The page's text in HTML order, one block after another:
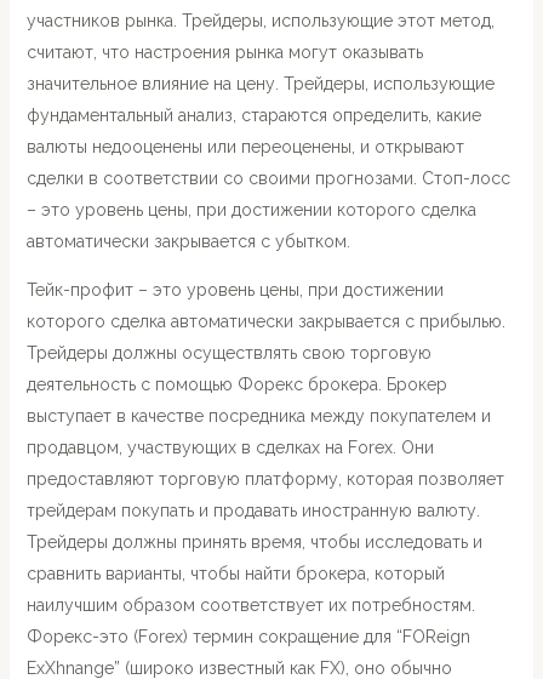
участников рынка. Трейдеры, использующие этот метод,
считают, что настроения рынка могут оказывать
значительное влияние на цену. Трейдеры, использующие
фундаментальный анализ, стараются определить, какие
валюты недооценены или переоценены, и открывают
сделки в соответствии со своими прогнозами. Стоп-лосс
– это уровень цены, при достижении которого сделка
автоматически закрывается с убытком.
Тейк-профит – это уровень цены, при достижении
которого сделка автоматически закрывается с прибылью.
Трейдеры должны осуществлять свою торговую
деятельность с помощью Форекс брокера. Брокер
выступает в качестве посредника между покупателем и
продавцом, участвующих в сделках на Forex. Они
предоставляют торговую платформу, которая позволяет
трейдерам покупать и продавать иностранную валюту.
Трейдеры должны принять время, чтобы исследовать и
сравнить варианты, чтобы найти брокера, который
наилучшим образом соответствует их потребностям.
Форекс-это (Forex) термин сокращение для “FOReign
ExXhnange” (широко известный как FX), оно обычно